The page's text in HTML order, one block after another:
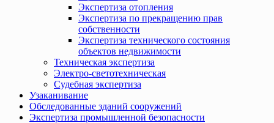
Экспертиза отопления
Экспертиза по прекращению прав
собственности
Экспертиза технического состояния
объектов недвижимости
Техническая экспертиза
Электро-светотехническая
Судебная экспертиза
Узаканивание
Обследованные зданий сооружений
Экспертиза промышленной безопасности